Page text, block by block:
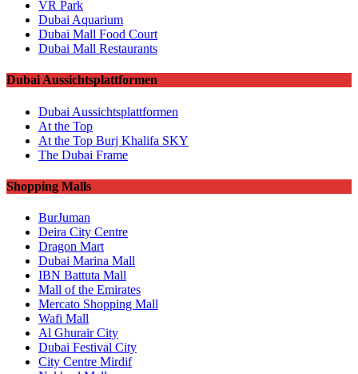
VR Park
Dubai Aquarium
Dubai Mall Food Court
Dubai Mall Restaurants
Dubai Aussichtsplattformen
Dubai Aussichtsplattformen
At the Top
At the Top Burj Khalifa SKY
The Dubai Frame
Shopping Malls
BurJuman
Deira City Centre
Dragon Mart
Dubai Marina Mall
IBN Battuta Mall
Mall of the Emirates
Mercato Shopping Mall
Wafi Mall
Al Ghurair City
Dubai Festival City
City Centre Mirdif